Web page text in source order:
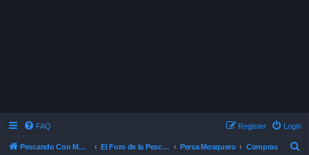
FAQ Login
Register
Pescando Con Mosca El Foro de la Pesca con Mosca en Chile Persa Mosquero Compras